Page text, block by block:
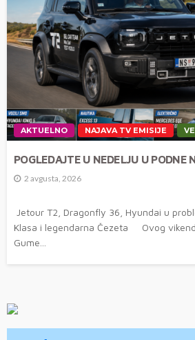
AKTUELNO NAJAVA TV EMISIJE
POGLEDAJTE U NEDELJU U PODNE
2 avgusta, 2026
Jetour T2, Dragonfly 36, Hyundai u
Klasa i legendarna Čezeta Ovog
Gume...